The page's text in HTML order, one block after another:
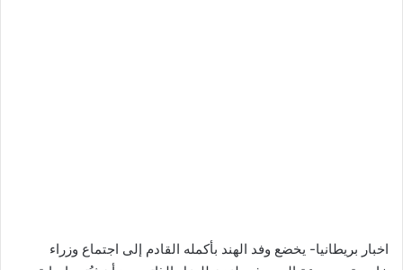
اخبار بريطانيا- يخضع وفد الهند بأكمله القادم إلى اجتماع وزراء